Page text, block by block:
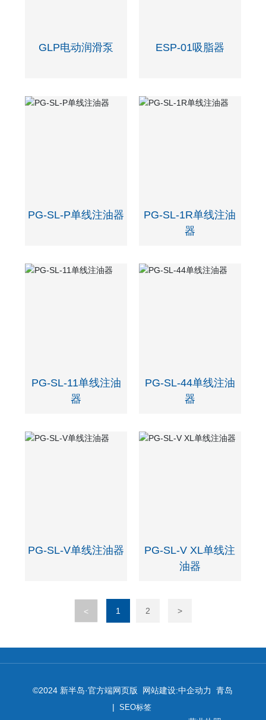
GLP电动润滑泵 ESP-01吸脂器
PG-SL-P单线注油器
PG-SL-1R单线注油
器
PG-SL-11单线注油
器
PG-SL-44单线注油
器
PG-SL-V单线注油器
PG-SL-V XL单线注
油器
< 1 2 >
©2024 新半岛·官方端网页版 网站建设:中企动力
青岛
| SEO标签